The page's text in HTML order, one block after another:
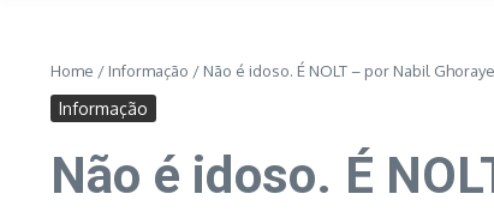
Home / Informação / Não é idoso. É NOLT – por Nabil
Informação
Não é idoso. É